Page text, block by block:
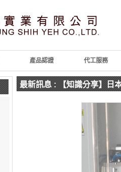
產品認證 代工服務
最新訊息: 【知識分享】日